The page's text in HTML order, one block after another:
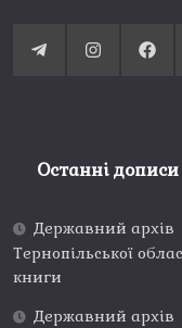
Останні дописи
Державний архів
Тернопільської
книги
Державний архів